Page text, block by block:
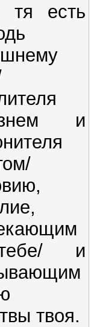
тя есть
и
и
твоя.